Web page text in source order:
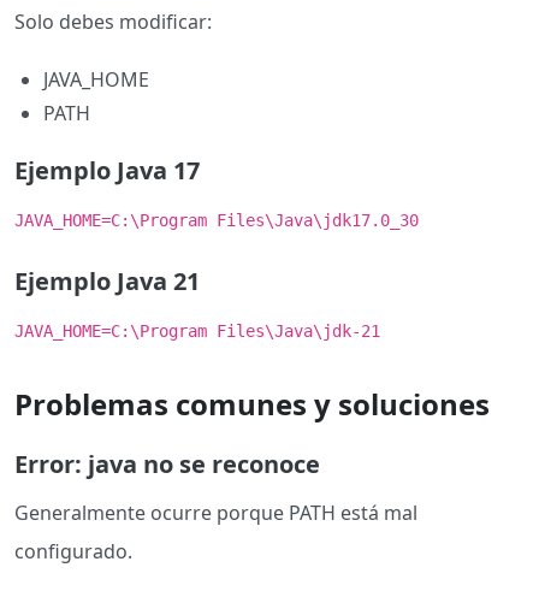
Solo debes modificar:
JAVA_HOME
PATH
Ejemplo Java 17
JAVA_HOME=C:\Program Files\Java\jdk17.0_30
Ejemplo Java 21
JAVA_HOME=C:\Program Files\Java\jdk-21
Problemas comunes y soluciones
Error: java no se reconoce
Generalmente ocurre porque PATH está mal
configurado.